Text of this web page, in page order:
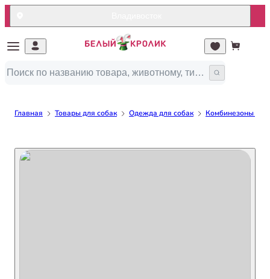
Главная Товары для собак Одежда для собак Комбинезоны для